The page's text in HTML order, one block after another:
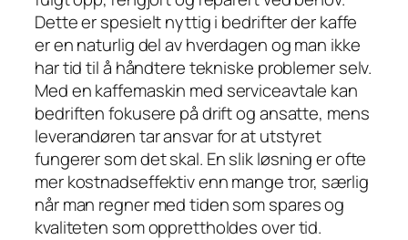
Dette er spesielt nyttig i bedrifter der kaffe
er en naturlig del av hverdagen og man ikke
har tid til å håndtere tekniske problemer selv.
Med en kaffemaskin med serviceavtale kan
bedriften fokusere på drift og ansatte, mens
leverandøren tar ansvar for at utstyret
fungerer som det skal. En slik løsning er ofte
mer kostnadseffektiv enn mange tror, særlig
når man regner med tiden som spares og
kvaliteten som opprettholdes over tid.